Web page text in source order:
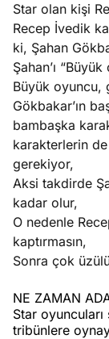
Star olan kişi
Recep İvedik
ki, Şahan
Şahan’ı
Büyük oyuncu,
Gökbakar’ın
bambaşka
karakterlerin de
gerekiyor,
Aksi takdirde
kadar olur,
O nedenle
kaptırmasın,
Sonra çok
NE ZAMAN
Star oyuncuları
tribünlere